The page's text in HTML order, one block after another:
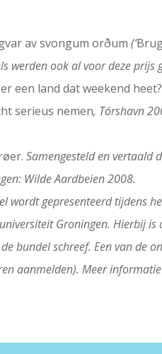
av svongum orðum(‘
werden ook al voor deze
een land dat weekend heet?
serieus nemen, Tórshavn
Samengesteld en vertaald
Wilde Aardbeien 2008.
wordt gepresenteerd tijdens
Groningen. Hierbij
bundel schreef. Een van de
aanmelden). Meer